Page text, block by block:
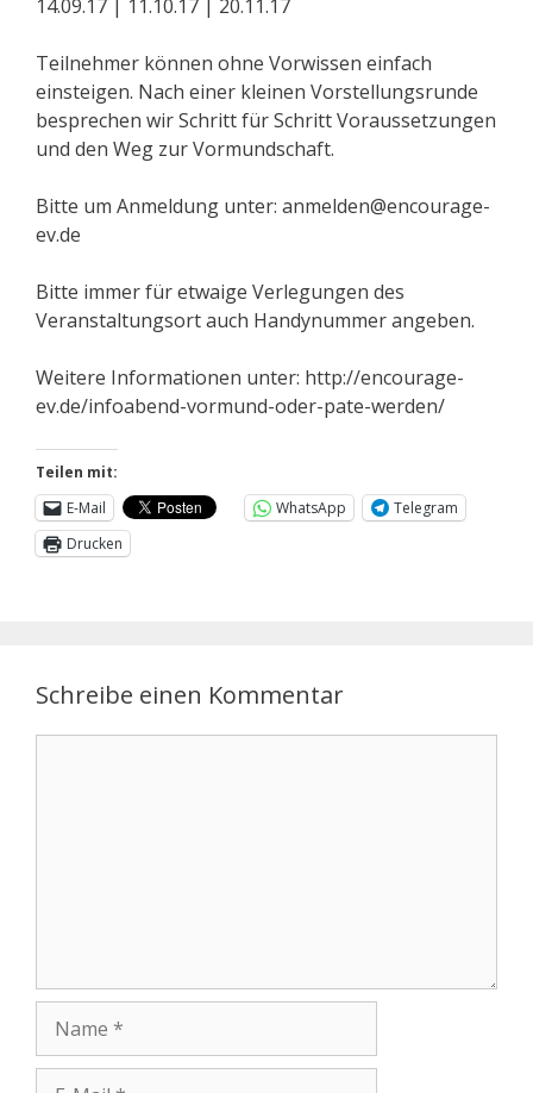
14.09.17 | 11.10.17 | 20.11.17
Teilnehmer können ohne Vorwissen einfach
einsteigen. Nach einer kleinen Vorstellungsrunde
besprechen wir Schritt für Schritt Voraussetzungen
und den Weg zur Vormundschaft.
Bitte um Anmeldung unter: anmelden@encourage-
ev.de
Bitte immer für etwaige Verlegungen des
Veranstaltungsort auch Handynummer angeben.
Weitere Informationen unter: http://encourage-
ev.de/infoabend-vormund-oder-pate-werden/
Teilen mit:
E-Mail
WhatsApp
Telegram
Drucken
Schreibe einen Kommentar